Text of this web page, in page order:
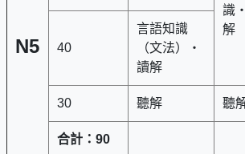
N5
識
解
40
言語知識
（文法）・
讀解
30 聽解 聽
合計： 90